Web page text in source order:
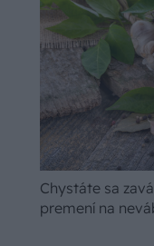
Chystáte sa
premení na